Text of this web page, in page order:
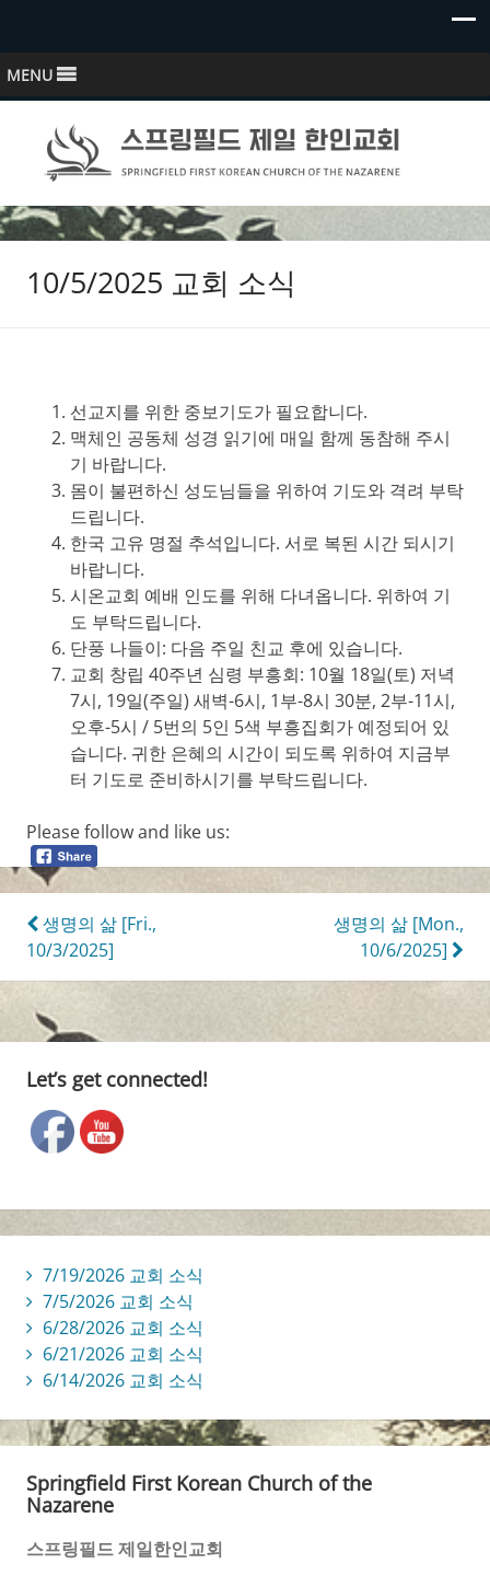
MENU
스프링필드 제일한인교회
Springfield First Korean Church of the Nazarene
10/5/2025 교회 소식
선교지를 위한 중보기도가 필요합니다.
맥체인 공동체 성경 읽기에 매일 함께 동참해 주시
기 바랍니다.
몸이 불편하신 성도님들을 위하여 기도와 격려 부탁
드립니다.
한국 고유 명절 추석입니다. 서로 복된 시간 되시기
바랍니다.
시온교회 예배 인도를 위해 다녀옵니다. 위하여 기
도 부탁드립니다.
단풍 나들이: 다음 주일 친교 후에 있습니다.
교회 창립 40주년 심령 부흥회: 10월 18일(토) 저녁
7시, 19일(주일) 새벽-6시, 1부-8시 30분, 2부-11시,
오후-5시 / 5번의 5인 5색 부흥집회가 예정되어 있
습니다. 귀한 은혜의 시간이 되도록 위하여 지금부
터 기도로 준비하시기를 부탁드립니다.
Please follow and like us:
Post
navigation
생명의 삶 [Fri.,
10/3/2025]
생명의 삶 [Mon.,
10/6/2025]
Let’s get connected!
7/19/2026 교회 소식
7/5/2026 교회 소식
6/28/2026 교회 소식
6/21/2026 교회 소식
6/14/2026 교회 소식
Springfield First Korean Church of the
Nazarene
스프링필드 제일한인교회